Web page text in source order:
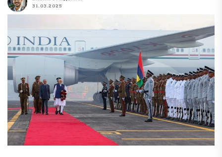
31.03.2025